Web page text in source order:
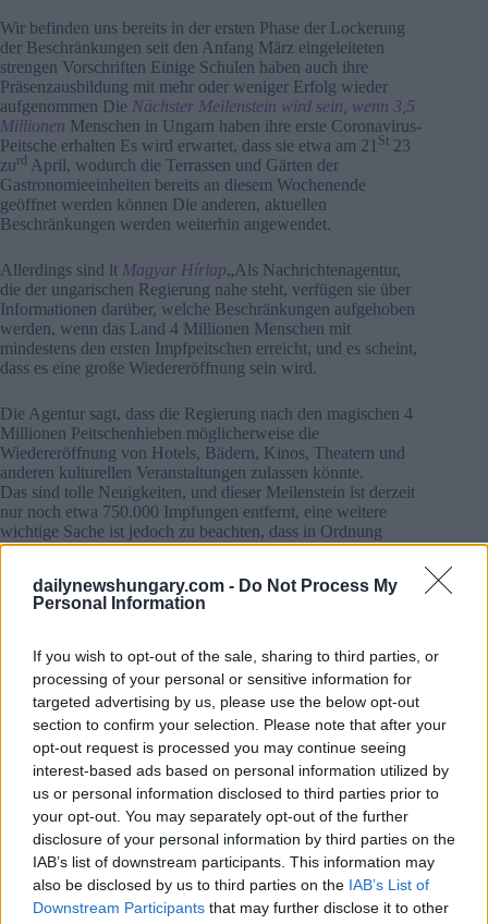
dailynewshungary.com - Do Not Process My
Personal Information
If you wish to opt-out of the sale, sharing to third parties, or
processing of your personal or sensitive information for
targeted advertising by us, please use the below opt-out
section to confirm your selection. Please note that after your
opt-out request is processed you may continue seeing
interest-based ads based on personal information utilized by
us or personal information disclosed to third parties prior to
your opt-out. You may separately opt-out of the further
disclosure of your personal information by third parties on the
IAB’s list of downstream participants. This information may
also be disclosed by us to third parties on the IAB’s List of
Downstream Participants that may further disclose it to other
Wir befinden uns bereits in der ersten Phase der Lockerung
der Beschränkungen seit den Anfang März eingeleiteten
strengen Vorschriften Einige Schulen haben auch ihre
Präsenzausbildung mit mehr oder weniger Erfolg wieder
aufgenommen Die Nächster Meilenstein wird sein, wenn 3,5
Millionen Menschen in Ungarn haben ihre erste Coronavirus-
Peitsche erhalten Es wird erwartet, dass sie etwa am 21 St 23
zurd April, wodurch die Terrassen und Gärten der
Gastronomieeinheiten bereits an diesem Wochenende
geöffnet werden können Die anderen, aktuellen
Beschränkungen werden weiterhin angewendet.
Allerdings sind lt Magyar Hírlap„Als Nachrichtenagentur,
die der ungarischen Regierung nahe steht, verfügen sie über
Informationen darüber, welche Beschränkungen aufgehoben
werden, wenn das Land 4 Millionen Menschen mit
mindestens den ersten Impfpeitschen erreicht, und es scheint,
dass es eine große Wiedereröffnung sein wird.
Die Agentur sagt, dass die Regierung nach den magischen 4
Millionen Peitschenhieben möglicherweise die
Wiedereröffnung von Hotels, Bädern, Kinos, Theatern und
anderen kulturellen Veranstaltungen zulassen könnte.
Das sind tolle Neuigkeiten, und dieser Meilenstein ist derzeit
nur noch etwa 750.000 Impfungen entfernt, eine weitere
wichtige Sache ist jedoch zu beachten, dass in Ordnung
Um solche Einrichtungen besuchen zu können, muss jeder
über 18 Jahre über eine Immunitätsbescheinigung verfügen.
Menschen zur Impfung registriert, es scheint also, dass dies
eine der Strategien der Regierung ist, die Menschen zur
Registrierung für die Impfung zu motivieren, abgesehen
davon, dass sie offensichtlich zur Eindämmung der Pandemie
beitragen.
Außerdem könnten bei 4 Millionen Impfpannen die
Gastronomieeinheiten wiedereröffnet werden, und zwar nicht
nur Terrassen, sondern auch Inneneinheiten, sondern nur
unter Einhaltung der anderen aktuellen Beschränkungen.
Das Catering Das Personal muss jederzeit eine Maske
tragen und Gäste müssen diese tragen, wenn sie nicht
Sagt Magyar Hírlap
Besuch von Catering-Einheiten kostenlos ist und keine